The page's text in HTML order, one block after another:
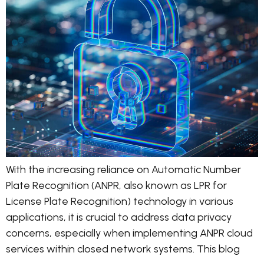
With the increasing reliance on Automatic Number
Plate Recognition (ANPR, also known as LPR for
License Plate Recognition) technology in various
applications, it is crucial to address data privacy
concerns, especially when implementing ANPR cloud
services within closed network systems. This blog